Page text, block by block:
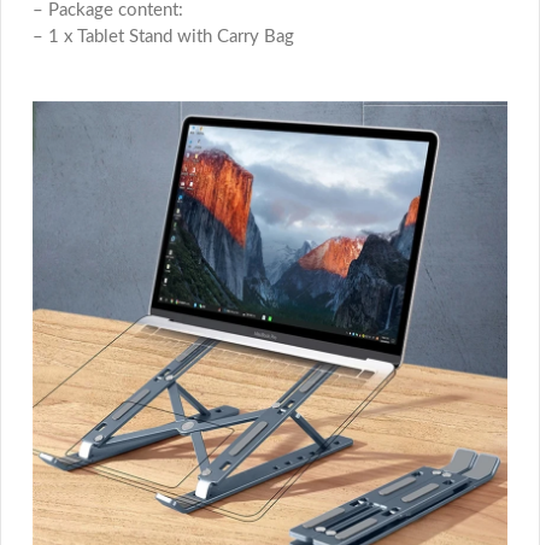
– Package content:
– 1 x Tablet Stand with Carry Bag